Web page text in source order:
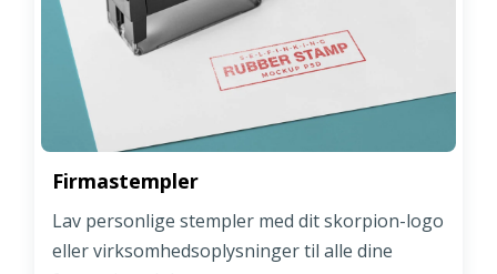
Firmastempler
Lav personlige stempler med dit skorpion-logo
eller virksomhedsoplysninger til alle dine